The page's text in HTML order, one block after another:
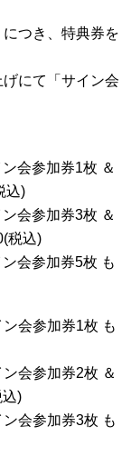
つき、特典券を
にて「サイン会
会参加券1枚 ＆
込)
会参加券3枚 ＆
税込)
会参加券5枚 も
会参加券1枚 も
会参加券2枚 ＆
)
会参加券3枚 も